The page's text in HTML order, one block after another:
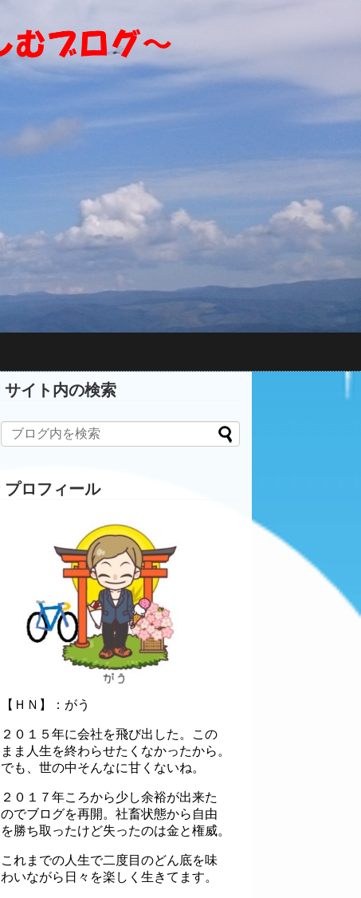
サイト内の検索
プロフィール
【ＨＮ】：がう
２０１５年に会社を飛び出した。この
まま人生を終わらせたくなかったから。
でも、世の中そんなに甘くないね。
２０１７年ころから少し余裕が出来た
のでブログを再開。社畜状態から自由
を勝ち取ったけど失ったのは金と権威。
これまでの人生で二度目のどん底を味
わいながら日々を楽しく生きてます。